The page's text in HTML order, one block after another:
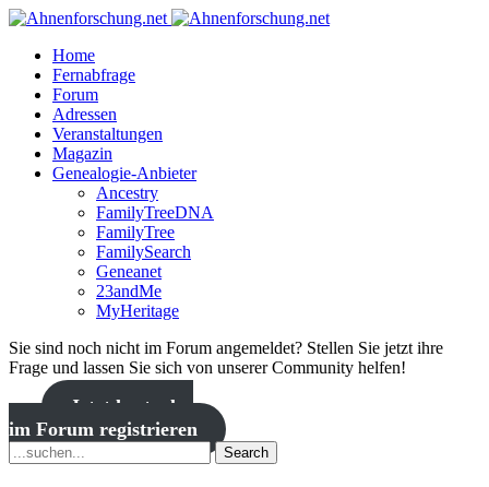
Home
Fernabfrage
Forum
Adressen
Veranstaltungen
Magazin
Genealogie-Anbieter
Ancestry
FamilyTreeDNA
FamilyTree
FamilySearch
Geneanet
23andMe
MyHeritage
Sie sind noch nicht im Forum angemeldet? Stellen Sie jetzt ihre
Frage und lassen Sie sich von unserer Community helfen!
Jetzt kostenlos
im Forum registrieren
Search